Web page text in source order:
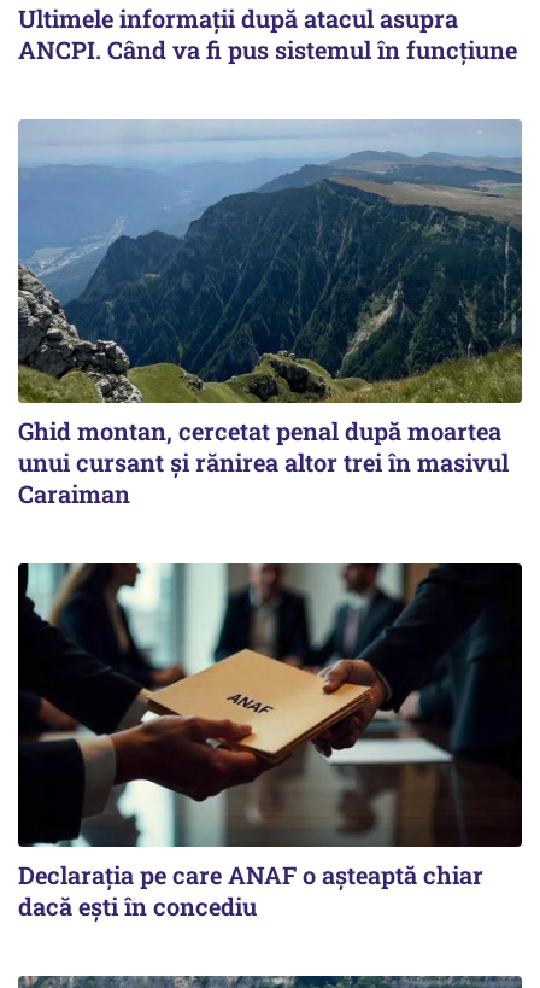
Ultimele informații după atacul asupra
ANCPI. Când va fi pus sistemul în funcțiune
Ghid montan, cercetat penal după moartea
unui cursant și rănirea altor trei în masivul
Caraiman
Declarația pe care ANAF o așteaptă chiar
dacă ești în concediu